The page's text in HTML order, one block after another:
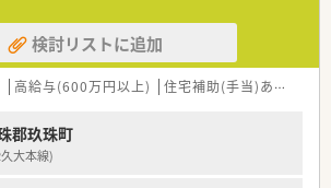
囲気】
のために監査レンジを全店に導入しており、安心
できます。
り組んでいます。
ルプ体制が整っているため、急な休みが必要な際
雰囲気です。
検討リストに追加
高給与(600万円以上) 住宅補助(手当)あり
郡玖珠町
大本線)